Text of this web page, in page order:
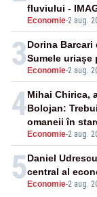
Economie-2 aug.
fluviului -
3 Economie-2 aug.
Dorina
Sumele uriașe
4
Economie-2 aug.
Mihai Chirica,
Bolojan:
omaneii în
5 Economie-2 aug.
Daniel
central al